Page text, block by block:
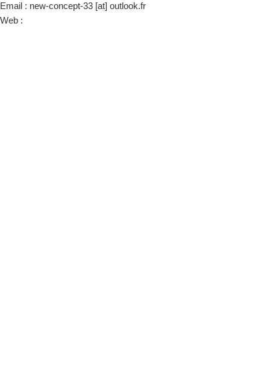
Email : new-concept-33 [at] outlook.fr
Web :